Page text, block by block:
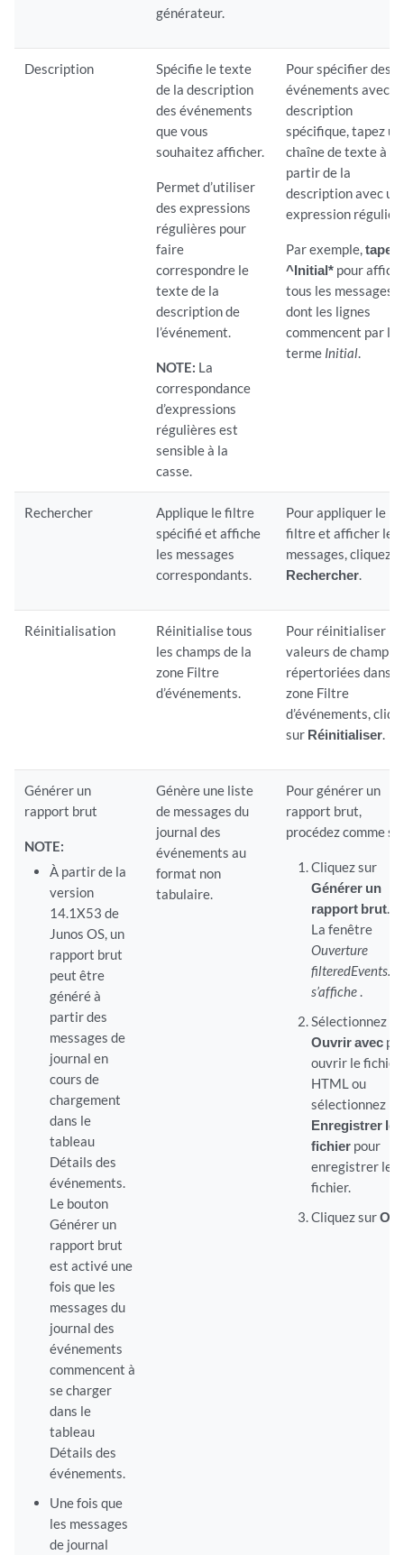
générateur.
Description
Spécifie le texte
de la description
des événements
que vous
souhaitez afficher.
Permet d’utiliser
des expressions
régulières pour
faire
correspondre le
texte de la
description de
l’événement.
NOTE: La
correspondance
d’expressions
régulières est
sensible à la
casse.
Pour spécifier des
événements avec
description
spécifique, tapez
chaîne de texte à
partir de la
description avec
expression
Par exemple,tapez
^Initial* pour
tous les messages
dont les lignes
commencent par le
terme Initial.
Rechercher
Applique le filtre
spécifié et affiche
les messages
correspondants.
Pour appliquer le
filtre et afficher les
messages, cliquez
Rechercher.
Réinitialisation
Réinitialise tous
les champs de la
zone Filtre
d’événements.
Pour réinitialiser
valeurs de champ
répertoriées dans
zone Filtre
d’événements,
sur Réinitialiser.
Générer un
rapport brut
NOTE:
À partir de la
version
14.1X53 de
Junos OS, un
rapport brut
peut être
généré à
partir des
messages de
journal en
cours de
chargement
dans le
tableau
Détails des
événements.
Le bouton
Générer un
rapport brut
est activé une
fois que les
messages du
journal des
événements
commencent à
se charger
dans le
tableau
Détails des
événements.
Une fois que
les messages
de journal
Génère une liste
de messages du
journal des
événements au
format non
tabulaire.
Pour générer un
rapport brut,
procédez comme
Cliquez sur
Générer un
rapport brut.
La fenêtre
Ouverture
s’affiche.
Sélectionnez
Ouvrir avec
ouvrir le fichier
HTML ou
sélectionnez
Enregistrer le
fichierpour
enregistrer le
fichier.
Cliquez surOK.